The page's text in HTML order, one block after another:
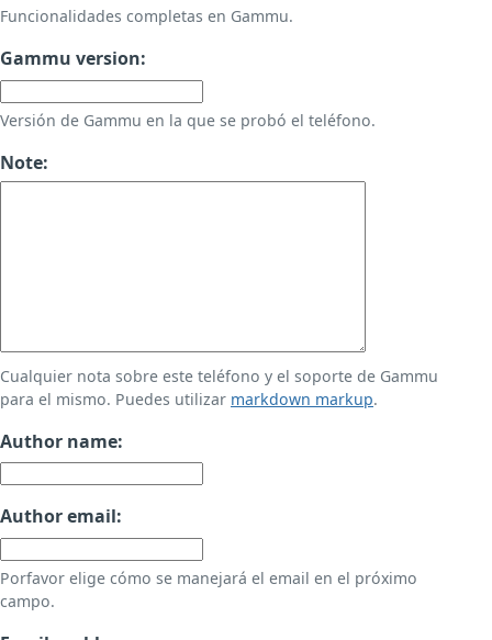
Funcionalidades completas en Gammu.
Gammu version:
Versión de Gammu en la que se probó el teléfono.
Note:
Cualquier nota sobre este teléfono y el soporte de Gammu
para el mismo. Puedes utilizar markdown markup.
Author name:
Author email:
Porfavor elige cómo se manejará el email en el próximo
campo.